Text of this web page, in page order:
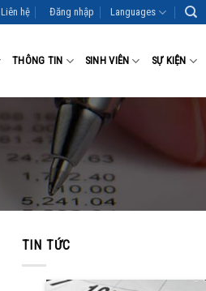
Liên hệ Đăng nhập Languages
THÔNG TIN SINH VIÊN SỰ KIỆN
TIN TỨC